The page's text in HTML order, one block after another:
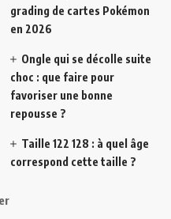
grading de cartes Pokémon
en 2026
Ongle qui se décolle suite
choc : que faire pour
favoriser une bonne
repousse ?
Taille 122 128 : à quel âge
correspond cette taille ?